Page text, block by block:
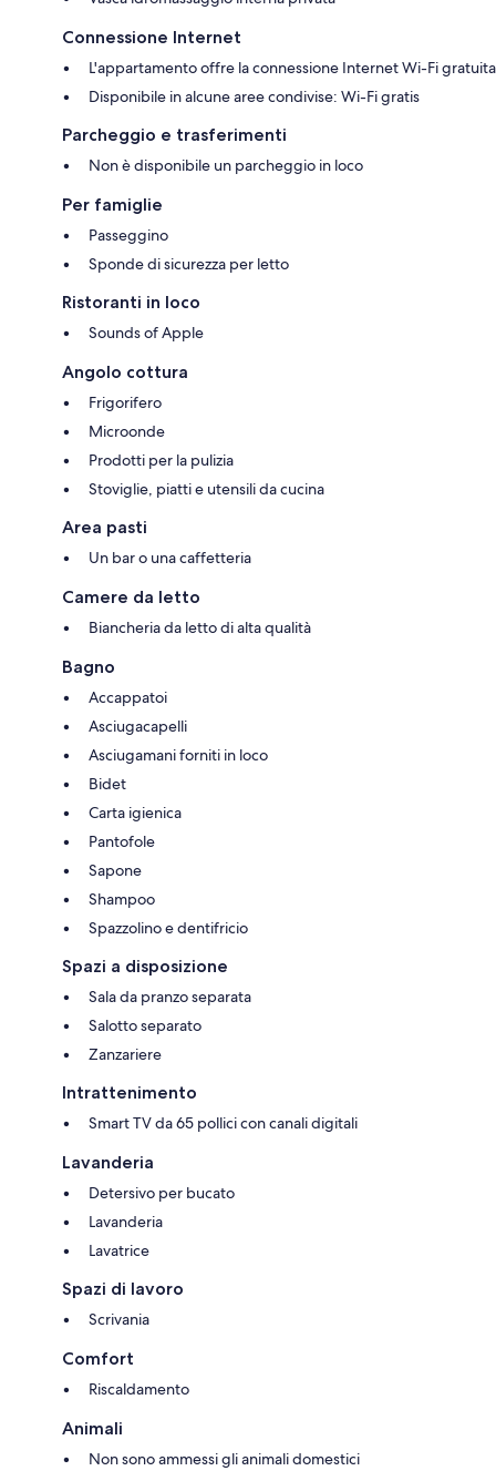
Connessione Internet
L'appartamento offre la connessione Internet Wi-Fi gratuita
Disponibile in alcune aree condivise: Wi-Fi gratis
Parcheggio e trasferimenti
Non è disponibile un parcheggio in loco
Per famiglie
Passeggino
Sponde di sicurezza per letto
Ristoranti in loco
Sounds of Apple
Angolo cottura
Frigorifero
Microonde
Prodotti per la pulizia
Stoviglie, piatti e utensili da cucina
Area pasti
Un bar o una caffetteria
Camere da letto
Biancheria da letto di alta qualità
Bagno
Accappatoi
Asciugacapelli
Asciugamani forniti in loco
Bidet
Carta igienica
Pantofole
Sapone
Shampoo
Spazzolino e dentifricio
Spazi a disposizione
Sala da pranzo separata
Salotto separato
Zanzariere
Intrattenimento
Smart TV da 65 pollici con canali digitali
Lavanderia
Detersivo per bucato
Lavanderia
Lavatrice
Spazi di lavoro
Scrivania
Comfort
Riscaldamento
Animali
Non sono ammessi gli animali domestici